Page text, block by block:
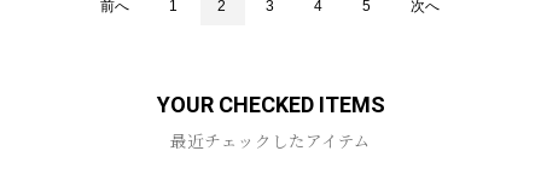
前へ 1 2 3 4 5 次へ
YOUR CHECKED ITEMS
最近チェックしたアイテム